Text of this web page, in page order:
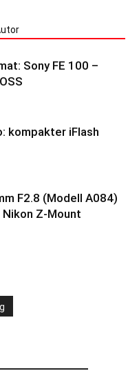
Sony FE 100 –
kompakter iFlash
F2.8 (Modell A084)
Nikon Z-Mount